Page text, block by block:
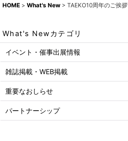
HOME > What's New > TAEKO10周年のご挨拶
What's Newカテゴリ
イベント・催事出展情報
雑誌掲載・WEB掲載
重要なおしらせ
パートナーシップ